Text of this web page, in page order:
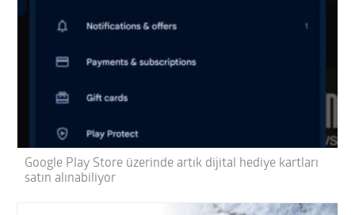
Google Play Store üzerinde artık dijital hediye kartları
satın alınabiliyor